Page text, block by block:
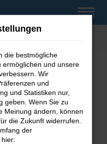
MENÜ
dir helfen können:
und deine
die bestmögliche
ermöglichen und unsere
Wir
und
und Statistiken nur,
geben. Wenn Sie zu
Meinung ändern, können
die Zukunft widerrufen.
der